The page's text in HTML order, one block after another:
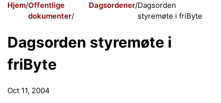
Hjem Offentlige
dokumenter
Dagsordener Dagsorden
styremøte i friByte
Dagsorden styremøte i
friByte
Oct 11, 2004